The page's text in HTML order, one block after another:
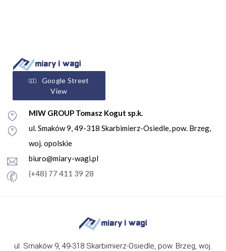
Google Street
View
MIW GROUP Tomasz Kogut sp.k.
ul. Smaków 9, 49-318 Skarbimierz-Osiedle, pow. Brzeg,
woj. opolskie
biuro@miary-wagi.pl
(+48) 77 411 39 28
ul. Smaków 9, 49-318 Skarbimierz-Osiedle, pow. Brzeg, woj.